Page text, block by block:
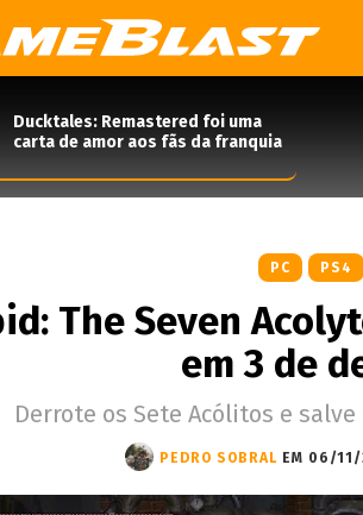
Ducktales: Remastered foi uma
carta de amor aos fãs da franquia
PC PS4
The Seven
em 3 de
Derrote os Sete Acólitos e
PEDRO SOBRAL EM 06/